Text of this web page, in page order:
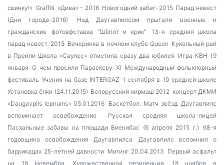
свинку!» Graffiti «Дива» - 2016 Новогодний забег-2015 Парад невест
(Дни города-2016)
Над Даугавпилсом прыгали военные и
гражданские
фотовфставка "Шёпот и крик"
13-я средняя школа
парад невест-2015 Вечеринка в ночном клубе Queen Кукольный рай
в Прейли Школа «Саулес» отметила сразу два юбилея Игра КВН 19
января О чем просили Параскеву XI Международный фольклорный
фестиваль Учения на базе INTERGAZ 1 сентября в 10 средней школе
Установка ёлки (24.11.2015) Белорусский кирмаш 2012 концерт ДКМИ
«Daugavpils lepnums» 05.01.2016 Баскетбол: Матч звёзд Даугавпилс
вспоминает освобождение
Русская средняя школа-лицей
Пасхальные забавы на площади Виенибас (6 апреля 2015 г.)
68-я
годовщина освобождения Даугавпилса
Даугавпилс вспомнил о
баррикадах 25-летней давности Митинг 20.04.2013 Первый асфальт
на 18 Новембра
Художественная резиденция 18 ноября в